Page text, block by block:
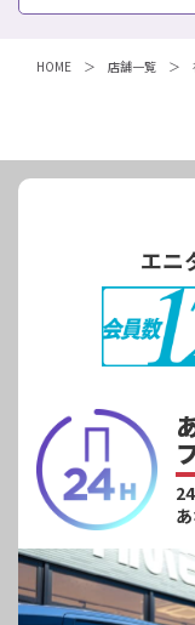
HOME 店舗一覧
エニ